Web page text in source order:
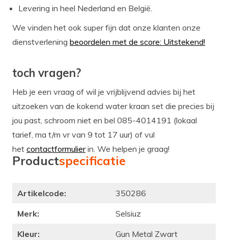
Levering in heel Nederland en België.
We vinden het ook super fijn dat onze klanten onze
dienstverlening beoordelen met de score: Uitstekend!
toch vragen?
Heb je een vraag of wil je vrijblijvend advies bij het
uitzoeken van de kokend water kraan set die precies bij
jou past, schroom niet en bel 085-4014191 (lokaal
tarief, ma t/m vr van 9 tot 17 uur) of vul
het contactformulierin. We helpen je graag!
Productspecificatie
Artikelcode:
350286
Merk:
Selsiuz
Kleur:
Gun Metal Zwart